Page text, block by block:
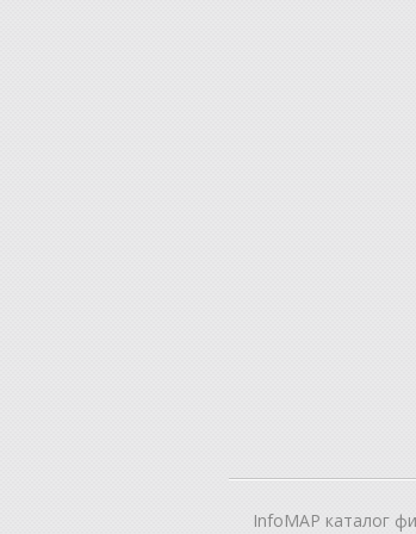
InfoMAP каталог